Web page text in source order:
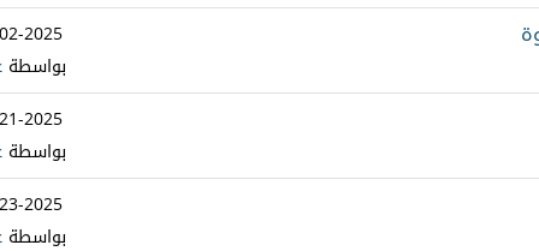
2025
بواسطة
2025
بواسطة
2025
بواسطة